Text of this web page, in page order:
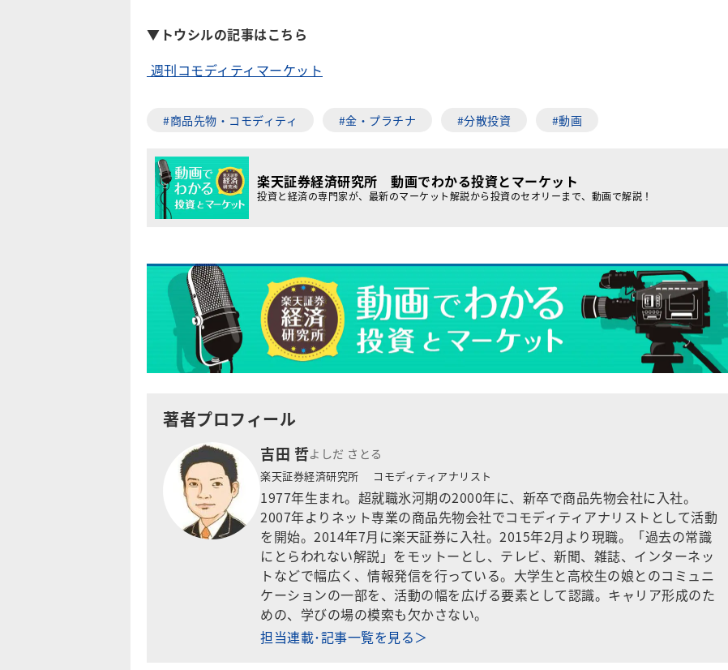
▼トウシルの記事はこちら
週刊コモディティマーケット
#商品先物・コモディティ #金・プラチナ #分散投資 #動画
楽天証券経済研究所 動画でわかる投資とマーケット
投資と経済の専門家が、最新のマーケット解説から投資のセオリーまで、動画で解説！
著者プロフィール
吉田 哲よしだ さとる
楽天証券経済研究所 コモディティアナリスト
1977年生まれ。超就職氷河期の2000年に、新卒で商品先物会社に入社。
2007年よりネット専業の商品先物会社でコモディティアナリストとして活動
を開始。2014年7月に楽天証券に入社。2015年2月より現職。「過去の常識
にとらわれない解説」をモットーとし、テレビ、新聞、雑誌、インターネッ
トなどで幅広く、情報発信を行っている。大学生と高校生の娘とのコミュニ
ケーションの一部を、活動の幅を広げる要素として認識。キャリア形成のた
めの、学びの場の模索も欠かさない。
担当連載･記事一覧を見る＞